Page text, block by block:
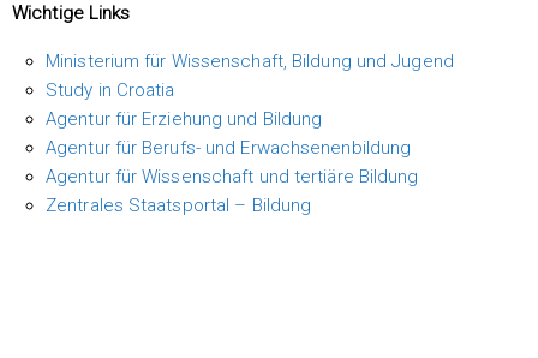
Wichtige Links
Ministerium für Wissenschaft, Bildung und Jugend
Study in Croatia
Agentur für Erziehung und Bildung
Agentur für Berufs- und Erwachsenenbildung
Agentur für Wissenschaft und tertiäre Bildung
Zentrales Staatsportal – Bildung